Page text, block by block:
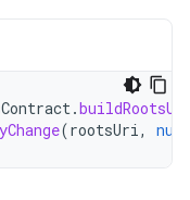
.
(rootsUri, null